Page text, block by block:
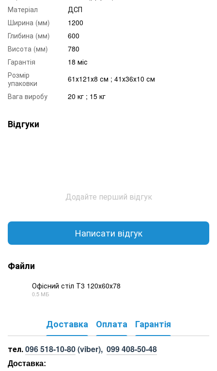
Матеріал
ДСП
Ширина (мм)
1200
Глибина (мм)
600
Висота (мм)
780
Гарантія
18 міс
Розмір
упаковки
61х121х8 см ; 41х36х10 см
Вага виробу
20 кг ; 15 кг
Відгуки
Додайте перший відгук
Написати відгук
Файли
Офісний стіл Т3 120х60х78
0.5 МБ
Доставка Оплата Гарантія
тел.096 518-10-80(viber), 099 408-50-48
Доставка: